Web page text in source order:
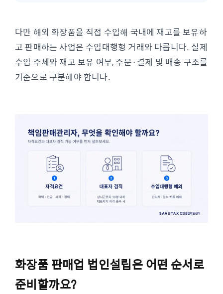
다만 해외 화장품을 직접 수입해 국내에 재고를 보유하
고 판매하는 사업은 수입대행형 거래와 다릅니다. 실제
수입 주체와 재고 보유 여부, 주문·결제 및 배송 구조를
기준으로 구분해야 합니다.
화장품 판매업 법인설립은 어떤 순서로
준비할까요?